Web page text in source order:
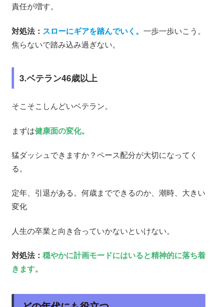
責任が増す。
対処法： スローにギアを踏んでいく。 一歩一歩いこう。
焦らないで踏み込み過ぎない。
3.ベテラン46歳以上
そこそこしんどいベテラン。
まずは健康面の変化。
猛ダッシュできますか？ペース配分が大切になってく
る。
定年、引退がある。何歳までできるのか、潮時、大きい
変化
人生の卒業と向き合っていかないといけない。
対処法： 穏やかに計画モードにはいると精神的に落ち着
きます。